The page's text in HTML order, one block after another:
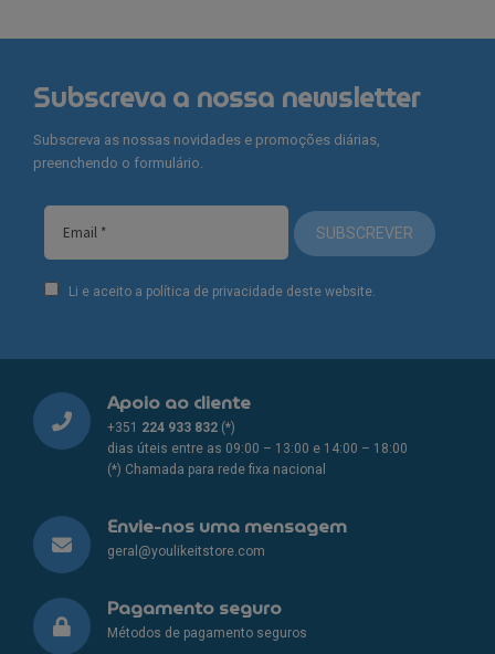
Subscreva a nossa newsletter
Subscreva as nossas novidades e promoções diárias,
preenchendo o formulário.
SUBSCREVER
Li e aceito a política de privacidade deste website.
Apoio ao cliente
+351 224 933 832 (*)
dias úteis entre as 09:00 – 13:00 e 14:00 – 18:00
(*) Chamada para rede fixa nacional
Envie-nos uma mensagem
geral@youlikeitstore.com
Pagamento seguro
Métodos de pagamento seguros